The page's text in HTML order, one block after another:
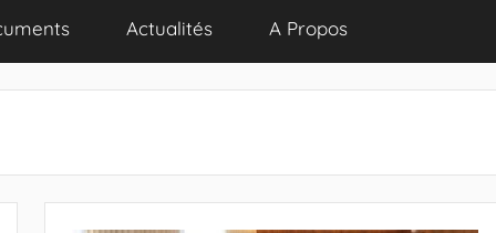
Actualités A Propos